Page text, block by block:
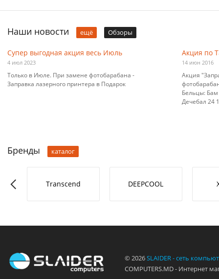
Наши новости ещё Обзоры
Супер выгодная акция весь Июль
4 июл 2023
Только в Июле. При замене фотобарабана -
Заправка лазерного принтера в Подарок
Акция по
14 июн 2016
Акция
Бельцы: Бам
Дечебал 24
Бренды каталог
L Transcend DEEPCOOL
© 2026SLAIDER - сеть
COMPUTERS.MD - Интернет